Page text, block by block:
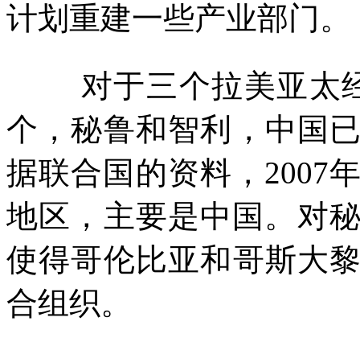
计划重建一些产业部门。
对于三个拉美亚太
个，秘鲁和智利，中国
据联合国的资料， 2007
地区，主要是中国。对
使得哥伦比亚和哥斯大
合组织。